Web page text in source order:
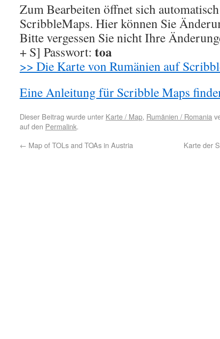
Zum Bearbeiten öffnet sich
ScribbleMaps. Hier können Sie
Bitte vergessen Sie nicht Ihre
+ S] Passwort: toa
>> Die Karte von Rumänien auf
Eine Anleitung für Scribble Maps
Dieser Beitrag wurde unter Karte / Map, Rumänien / Romania
auf den Permalink.
← Map of TOLs and TOAs in Austria Karte der